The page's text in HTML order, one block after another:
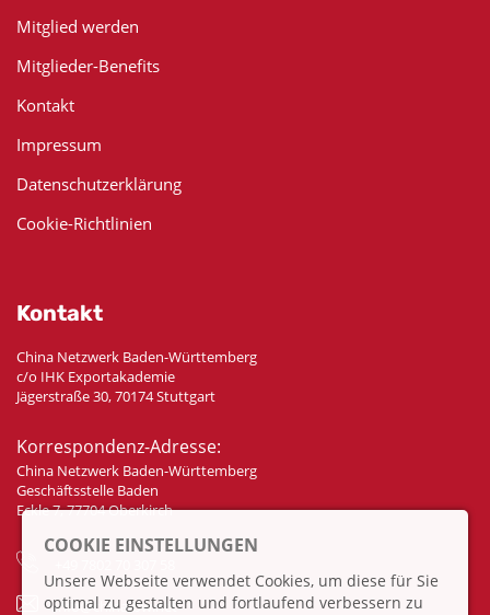
Mitglied werden
Mitglieder-Benefits
Kontakt
Impressum
Datenschutzerklärung
Cookie-Richtlinien
Kontakt
China Netzwerk Baden-Württemberg
c/o IHK Exportakademie
Jägerstraße 30, 70174 Stuttgart
Korrespondenz-Adresse:
China Netzwerk Baden-Württemberg
Geschäftsstelle Baden
Eckle 7, 77704 Oberkirch
info@china-bw.net
COOKIE EINSTELLUNGEN
Unsere Webseite verwendet Cookies, um diese für Sie
optimal zu gestalten und fortlaufend verbessern zu